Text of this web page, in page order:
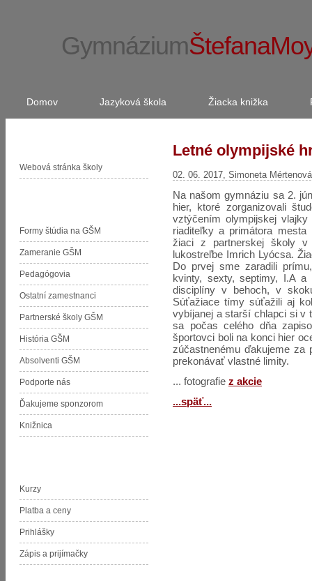
Gymnázium
Domov Jazyková škola Žiacka knižka
Webová stránka školy
Formy štúdia na GŠM
Zameranie GŠM
Pedagógovia
Ostatní zamestnanci
Partnerské školy GŠM
História GŠM
Absolventi GŠM
Podporte nás
Ďakujeme sponzorom
Knižnica
Kurzy
Platba a ceny
Prihlášky
Zápis a prijímačky
Letné olympijské
02. 06. 2017, Simoneta
Na našom gymnáziu sa 2.
hier, ktoré zorganizovali
vztýčením olympijskej
riaditeľky a primátora
žiaci z partnerskej školy v
lukostreľbe Imrich Lyócsa.
Do prvej sme zaradili
kvinty, sexty, septimy, I.A
disciplíny v behoch, v
Súťažiace tímy súťažili aj
vybíjanej a starší chlapci si v
sa počas celého dňa
športovci boli na konci hier
zúčastnenému ďakujeme
prekonávať vlastné limity.
... fotografie z akcie
...späť...